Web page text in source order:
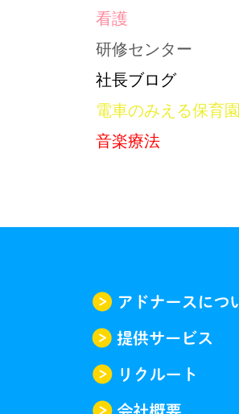
看護
研修センター
社長ブログ
電車のみえる保育園
音楽療法